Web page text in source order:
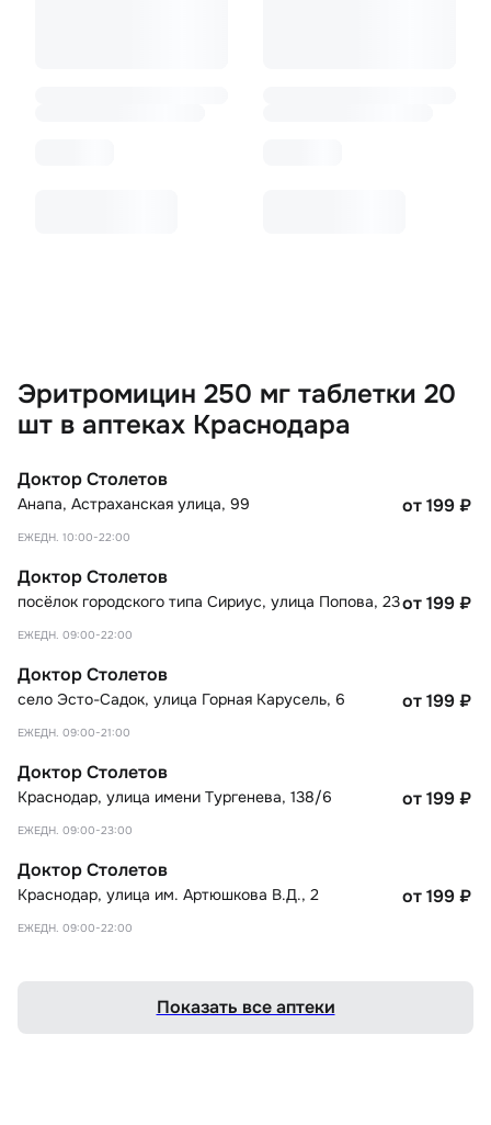
Эритромицин 250 мг таблетки 20
шт в аптеках Краснодара
Доктор Столетов
Анапа, Астраханская улица, 99
ЕЖЕДН. 10:00-22:00
от 199₽
Доктор Столетов
посёлок городского типа Сириус, улица Попова, 23
ЕЖЕДН. 09:00-22:00
от 199₽
Доктор Столетов
село Эсто-Садок, улица Горная Карусель, 6
ЕЖЕДН. 09:00-21:00
от 199₽
Доктор Столетов
Краснодар, улица имени Тургенева, 138/6
ЕЖЕДН. 09:00-23:00
от 199₽
Доктор Столетов
Краснодар, улица им. Артюшкова В.Д., 2
ЕЖЕДН. 09:00-22:00
от 199₽
Показать все аптеки